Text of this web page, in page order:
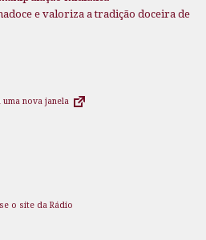
e valoriza a tradição doceira de
uma nova janela
o site da Rádio